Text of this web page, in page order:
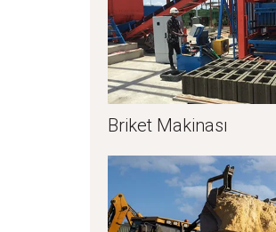
Briket Makinası